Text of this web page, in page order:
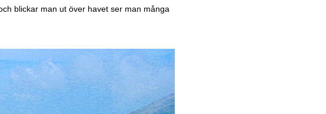
blickar man ut över havet ser man många